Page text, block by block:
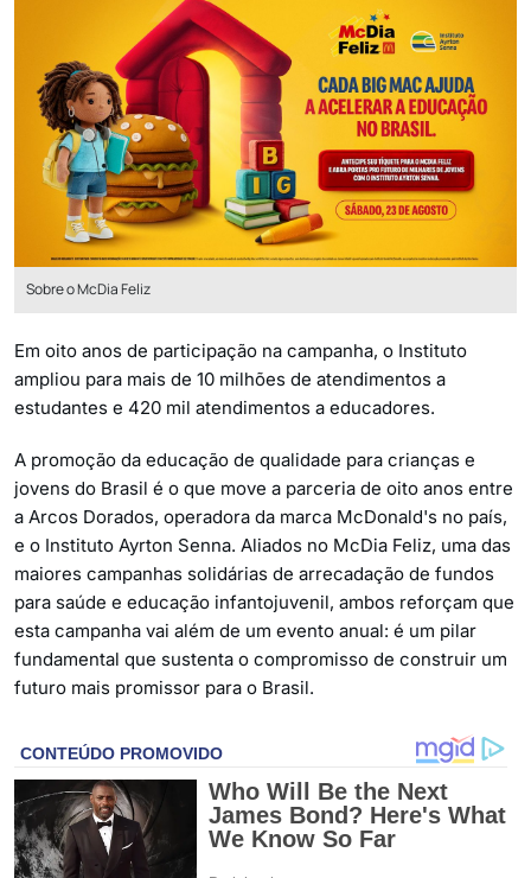
Sobre o McDia Feliz
Em oito anos de participação na campanha, o Instituto
ampliou para mais de 10 milhões de atendimentos a
estudantes e 420 mil atendimentos a educadores.
A promoção da educação de qualidade para crianças e
jovens do Brasil é o que move a parceria de oito anos entre
a Arcos Dorados, operadora da marca McDonald's no país,
e o Instituto Ayrton Senna. Aliados no McDia Feliz, uma das
maiores campanhas solidárias de arrecadação de fundos
para saúde e educação infantojuvenil, ambos reforçam que
esta campanha vai além de um evento anual: é um pilar
fundamental que sustenta o compromisso de construir um
futuro mais promissor para o Brasil.